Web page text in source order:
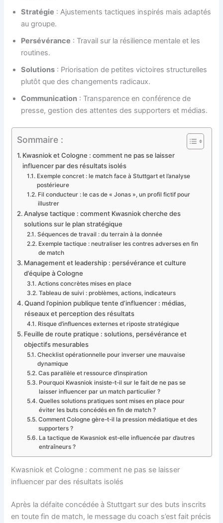
Stratégie : Ajustements tactiques inspirés mais adaptés
au groupe.
Persévérance : Travail sur la résilience mentale et les
routines.
Solutions : Priorisation de petites victoires structurelles
plutôt que des changements radicaux.
Communication : Transparence en conférence de
presse, gestion des attentes des supporters et médias.
Sommaire :
Kwasniok et Cologne : comment ne pas se laisser
influencer par des résultats isolés
Exemple concret : le match face à Stuttgart et l’analyse
postérieure
Fil conducteur : le cas de « Jonas », un profil fictif pour
illustrer
Analyse tactique : comment Kwasniok cherche des
solutions sur le plan stratégique
Séquences de travail : du terrain à la donnée
Exemple tactique : neutraliser les contres adverses en fin
de match
Management et leadership : persévérance et culture
d’équipe à Cologne
Actions concrètes mises en place
Tableau de suivi : problèmes, actions, indicateurs
Quand l’opinion publique tente d’influencer : médias,
réseaux et perception des résultats
Risque d’influences externes et riposte stratégique
Feuille de route pratique : solutions, persévérance et
objectifs mesurables
Checklist opérationnelle pour inverser une mauvaise
dynamique
Cas parallèle et ressource d’inspiration
Pourquoi Kwasniok insiste-t-il sur le fait de ne pas se
laisser influencer par un match particulier ?
Quelles solutions pratiques sont mises en place pour
éviter les buts concédés en fin de match ?
Comment Cologne gère-t-il la pression médiatique et des
supporters ?
La tactique de Kwasniok est-elle influencée par d’autres
entraîneurs ?
Kwasniok et Cologne : comment ne pas se laisser
influencer par des résultats isolés
Après la défaite concédée à Stuttgart sur des buts inscrits
en toute fin de match, le message du coach s’est fait précis